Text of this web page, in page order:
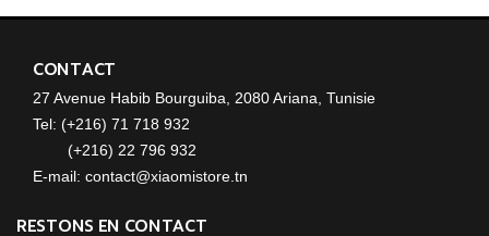
CONTACT
27 Avenue Habib Bourguiba, 2080 Ariana, Tunisie
Tel: (+216) 71 718 932
(+216) 22 796 932
E-mail: contact@xiaomistore.tn
RESTONS EN CONTACT